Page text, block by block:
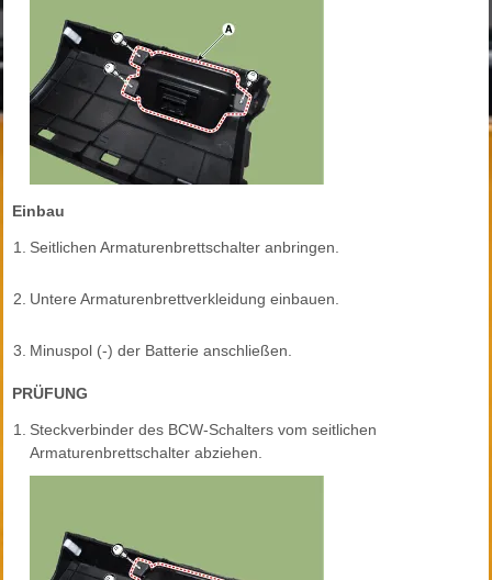
Einbau
1. Seitlichen Armaturenbrettschalter anbringen.
2. Untere Armaturenbrettverkleidung einbauen.
3. Minuspol (-) der Batterie anschließen.
PRÜFUNG
1. Steckverbinder des BCW-Schalters vom seitlichen
Armaturenbrettschalter abziehen.